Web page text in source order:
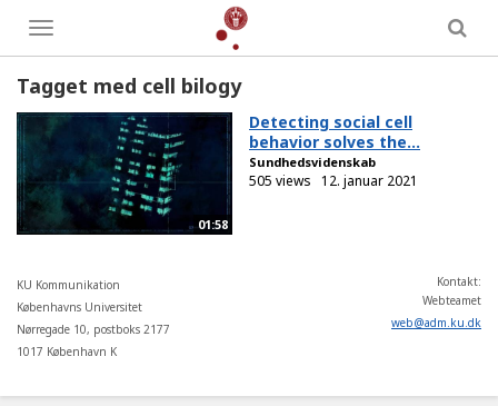
Toggle
menu
Tagget med cell bilogy
01:58
Detecting social cell
behavior solves the...
Sundhedsvidenskab
505 views 12. januar 2021
KU Kommunikation
Københavns Universitet
Nørregade 10, postboks 2177
1017 København K
Kontakt:
Webteamet
web@adm.ku.dk